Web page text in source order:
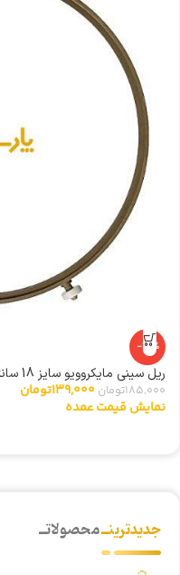
-25%
ریل سینی مایکروویو سایز 18 سانتی متر
185,000تومان 139,000تومان
نمایش قیمت عمده
جدیدترینــمحصولاتــ